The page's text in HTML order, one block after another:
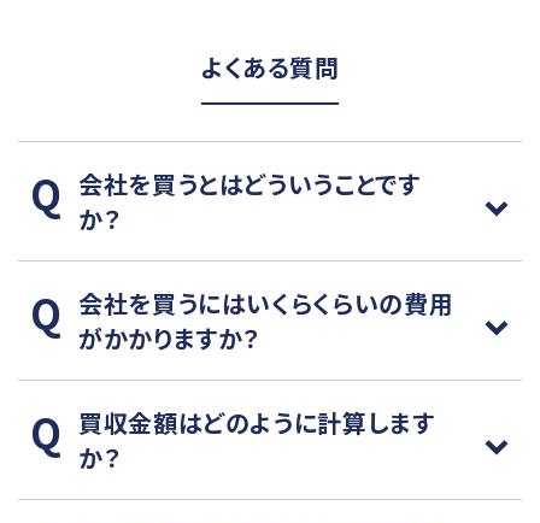
よくある質問
会社を買うとはどういうことです
か？
会社を買うにはいくらくらいの費用
がかかりますか？
買収金額はどのように計算します
か？